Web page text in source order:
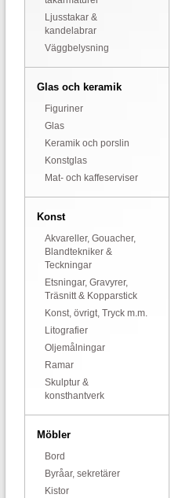
Ljusstakar &
kandelabrar
Väggbelysning
Glas och keramik
Figuriner
Glas
Keramik och porslin
Konstglas
Mat- och kaffeserviser
Konst
Akvareller, Gouacher,
Blandtekniker &
Teckningar
Etsningar, Gravyrer,
Träsnitt & Kopparstick
Konst, övrigt, Tryck m.m.
Litografier
Oljemålningar
Ramar
Skulptur &
konsthantverk
Möbler
Bord
Byråar, sekretärer
Kistor